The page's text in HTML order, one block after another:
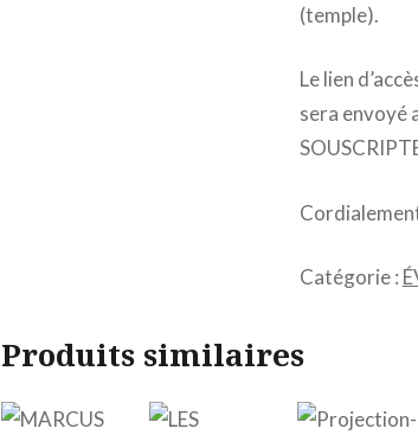
(temple).
Le lien
sera envoyé
Catégorie :
Produits similaires